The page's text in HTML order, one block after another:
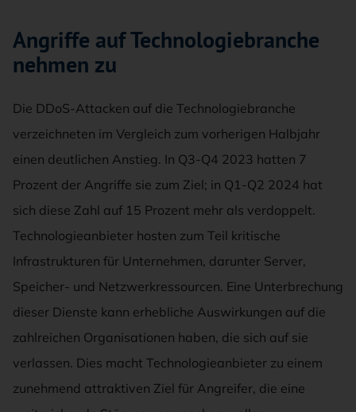
Angriffe auf Technologiebranche
nehmen zu
Die DDoS-Attacken auf die Technologiebranche
verzeichneten im Vergleich zum vorherigen Halbjahr
einen deutlichen Anstieg. In Q3-Q4 2023 hatten 7
Prozent der Angriffe sie zum Ziel; in Q1-Q2 2024 hat
sich diese Zahl auf 15 Prozent mehr als verdoppelt.
Technologieanbieter hosten zum Teil kritische
Infrastrukturen für Unternehmen, darunter Server,
Speicher- und Netzwerkressourcen. Eine Unterbrechung
dieser Dienste kann erhebliche Auswirkungen auf die
zahlreichen Organisationen haben, die sich auf sie
verlassen. Dies macht Technologieanbieter zu einem
zunehmend attraktiven Ziel für Angreifer, die eine